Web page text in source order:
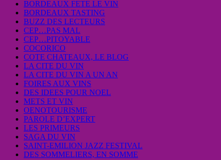
BORDEAUX FETE LE VIN
BORDEAUX TASTING
BUZZ DES LECTEURS
CEP…PAS MAL
CEP…PITOYABLE
COCORICO
COTE CHATEAUX, LE BLOG
LA CITE DU VIN
LA CITE DU VIN A UN AN
FOIRES AUX VINS
DES IDEES POUR NOEL
METS ET VIN
OENOTOURISME
PAROLE D’EXPERT
LES PRIMEURS
SAGA DU VIN
SAINT-EMILION JAZZ FESTIVAL
DES SOMMELIERS, EN SOMME